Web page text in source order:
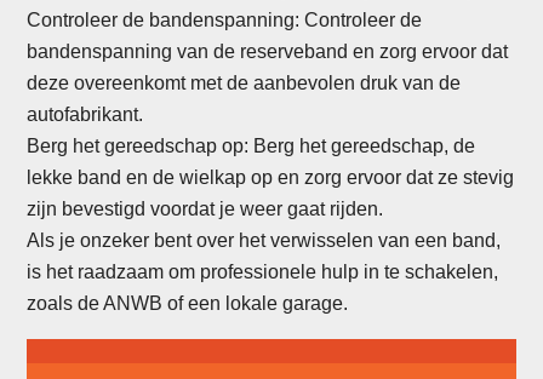
Controleer de bandenspanning: Controleer de
bandenspanning van de reserveband en zorg ervoor dat
deze overeenkomt met de aanbevolen druk van de
autofabrikant.
Berg het gereedschap op: Berg het gereedschap, de
lekke band en de wielkap op en zorg ervoor dat ze stevig
zijn bevestigd voordat je weer gaat rijden.
Als je onzeker bent over het verwisselen van een band,
is het raadzaam om professionele hulp in te schakelen,
zoals de ANWB of een lokale garage.